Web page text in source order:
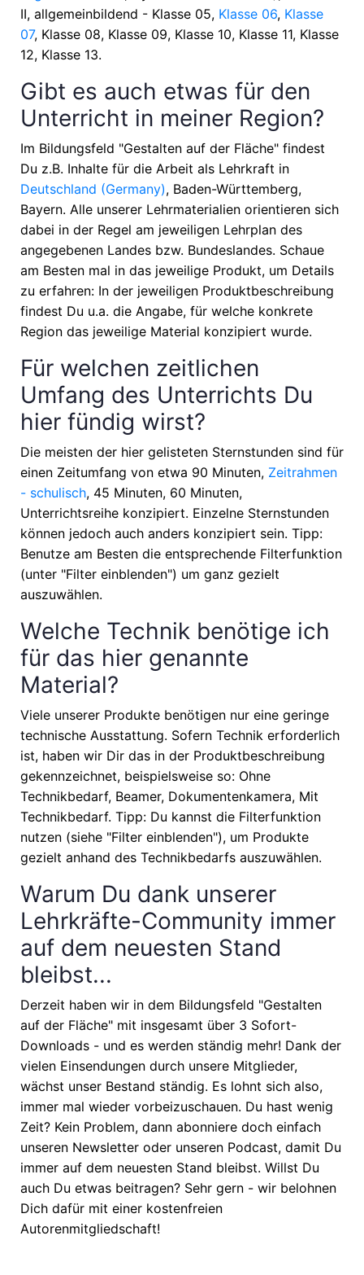
II, allgemeinbildend - Klasse 05, Klasse 06, Klasse
07, Klasse 08, Klasse 09, Klasse 10, Klasse 11, Klasse
12, Klasse 13.
Gibt es auch etwas für den
Unterricht in meiner Region?
Im Bildungsfeld "Gestalten auf der Fläche" findest
Du z.B. Inhalte für die Arbeit als Lehrkraft in
Deutschland (Germany), Baden-Württemberg,
Bayern. Alle unserer Lehrmaterialien orientieren sich
dabei in der Regel am jeweiligen Lehrplan des
angegebenen Landes bzw. Bundeslandes. Schaue
am Besten mal in das jeweilige Produkt, um Details
zu erfahren: In der jeweiligen Produktbeschreibung
findest Du u.a. die Angabe, für welche konkrete
Region das jeweilige Material konzipiert wurde.
Für welchen zeitlichen
Umfang des Unterrichts Du
hier fündig wirst?
Die meisten der hier gelisteten Sternstunden sind für
einen Zeitumfang von etwa 90 Minuten, Zeitrahmen
- schulisch, 45 Minuten, 60 Minuten,
Unterrichtsreihe konzipiert. Einzelne Sternstunden
können jedoch auch anders konzipiert sein. Tipp:
Benutze am Besten die entsprechende Filterfunktion
(unter "Filter einblenden") um ganz gezielt
auszuwählen.
Welche Technik benötige ich
für das hier genannte
Material?
Viele unserer Produkte benötigen nur eine geringe
technische Ausstattung. Sofern Technik erforderlich
ist, haben wir Dir das in der Produktbeschreibung
gekennzeichnet, beispielsweise so: Ohne
Technikbedarf, Beamer, Dokumentenkamera, Mit
Technikbedarf. Tipp: Du kannst die Filterfunktion
nutzen (siehe "Filter einblenden"), um Produkte
gezielt anhand des Technikbedarfs auszuwählen.
Warum Du dank unserer
Lehrkräfte-Community immer
auf dem neuesten Stand
bleibst...
Derzeit haben wir in dem Bildungsfeld "Gestalten
auf der Fläche" mit insgesamt über 3 Sofort-
Downloads - und es werden ständig mehr! Dank der
vielen Einsendungen durch unsere Mitglieder,
wächst unser Bestand ständig. Es lohnt sich also,
immer mal wieder vorbeizuschauen. Du hast wenig
Zeit? Kein Problem, dann abonniere doch einfach
unseren Newsletter oder unseren Podcast, damit Du
immer auf dem neuesten Stand bleibst. Willst Du
auch Du etwas beitragen? Sehr gern - wir belohnen
Dich dafür mit einer kostenfreien
Autorenmitgliedschaft!